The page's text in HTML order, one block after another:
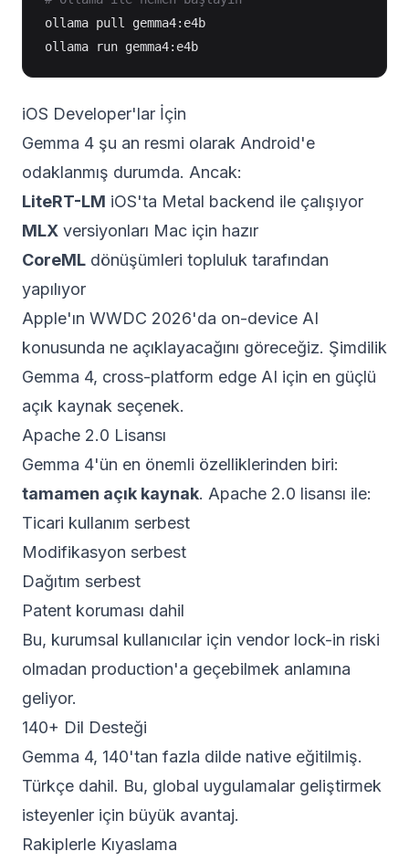
ollama pull gemma4:e4b
ollama run gemma4:e4b
iOS Developer'lar İçin
Gemma 4 şu an resmi olarak Android'e
odaklanmış durumda. Ancak:
LiteRT-LM iOS'ta Metal backend ile çalışıyor
MLX versiyonları Mac için hazır
CoreML dönüşümleri topluluk tarafından
yapılıyor
Apple'ın WWDC 2026'da on-device AI
konusunda ne açıklayacağını göreceğiz. Şimdilik
Gemma 4, cross-platform edge AI için en güçlü
açık kaynak seçenek.
Apache 2.0 Lisansı
Gemma 4'ün en önemli özelliklerinden biri:
tamamen açık kaynak. Apache 2.0 lisansı ile:
Ticari kullanım serbest
Modifikasyon serbest
Dağıtım serbest
Patent koruması dahil
Bu, kurumsal kullanıcılar için vendor lock-in riski
olmadan production'a geçebilmek anlamına
geliyor.
140+ Dil Desteği
Gemma 4, 140'tan fazla dilde native eğitilmiş.
Türkçe dahil. Bu, global uygulamalar geliştirmek
isteyenler için büyük avantaj.
Rakiplerle Kıyaslama